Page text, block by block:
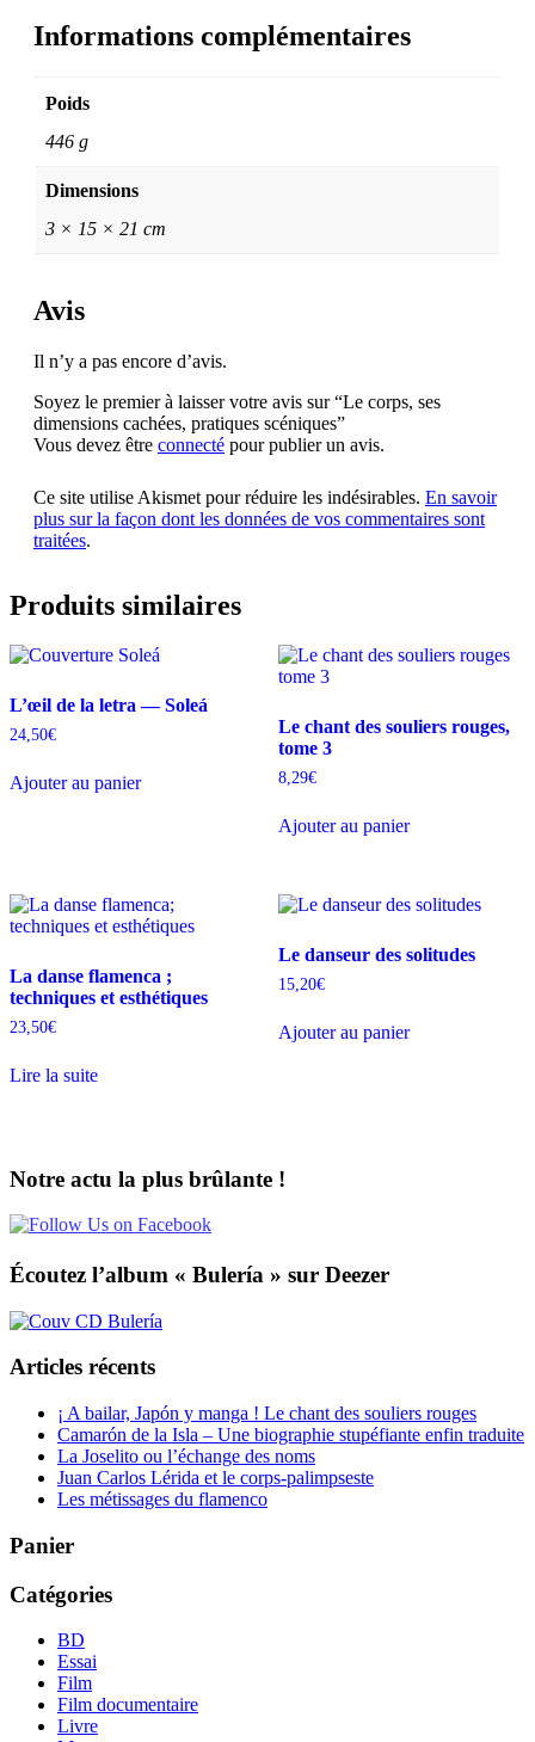
Informations complémentaires
Poids
446 g
Dimensions
3 × 15 × 21 cm
Avis
Il n’y a pas encore d’avis.
Soyez le premier à laisser votre avis sur “Le corps, ses
dimensions cachées, pratiques scéniques”
Vous devez être connecté pour publier un avis.
Ce site utilise Akismet pour réduire les indésirables. En savoir
plus sur la façon dont les données de vos commentaires sont
traitées.
Produits similaires
L’œil de la letra — Soleá
24,50€
Ajouter au panier
Le chant des souliers rouges,
tome 3
8,29€
Ajouter au panier
La danse flamenca ;
techniques et esthétiques
23,50€
Lire la suite
Le danseur des solitudes
15,20€
Ajouter au panier
Notre actu la plus brûlante !
Écoutez l’album « Bulería » sur Deezer
Articles récents
¡ A bailar, Japón y manga ! Le chant des souliers rouges
Camarón de la Isla – Une biographie stupéfiante enfin traduite
La Joselito ou l’échange des noms
Juan Carlos Lérida et le corps-palimpseste
Les métissages du flamenco
Panier
Catégories
BD
Essai
Film
Film documentaire
Livre